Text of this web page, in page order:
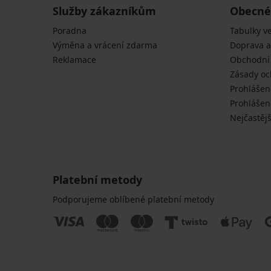
Kč
Kč
Kčnoha...
Kč
1 099
Kč
Kč
1 199
Kč1 199
Kč
Kč
Kč
Služby zákazníkům
Poradna
Výměna a vrácení zdarma
Reklamace
Tabulky
Doprava
Zásady
Platební metody
Podporujeme oblíbené platební metody